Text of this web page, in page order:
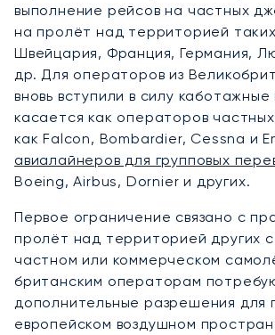
выполнение рейсов на частных
на пролёт над территорией
Швейцария, Франция, Германия,
др. Для операторов из
вновь вступили в силу
касается как операторов
как Falcon, Bombardier, Cessna и
авиалайнеров для групповых
Boeing, Airbus, Dornier и других.
Первое ограничение связано с
пролёт над территорией других
частном или коммерческом
британским операторам
дополнительные разрешения для
европейском воздушном